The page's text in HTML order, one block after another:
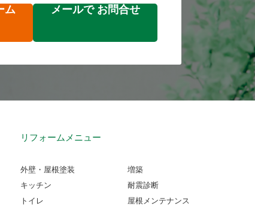
ム メールで お問合せ
リフォームメニュー
外壁・屋根塗装
キッチン
トイレ
増築
耐震診断
屋根メンテナンス